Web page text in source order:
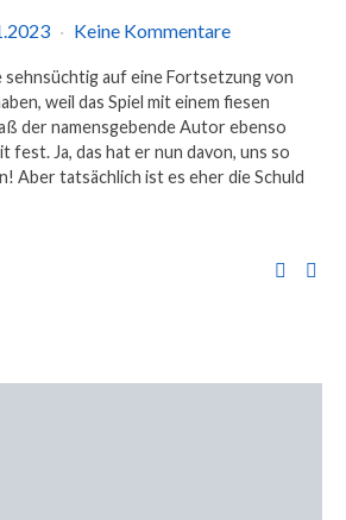
Keine Kommentare
sehnsüchtig auf eine Fortsetzung von
weil das Spiel mit einem fiesen
der namensgebende Autor ebenso
fest. Ja, das hat er nun davon, uns so
Aber tatsächlich ist es eher die Schuld